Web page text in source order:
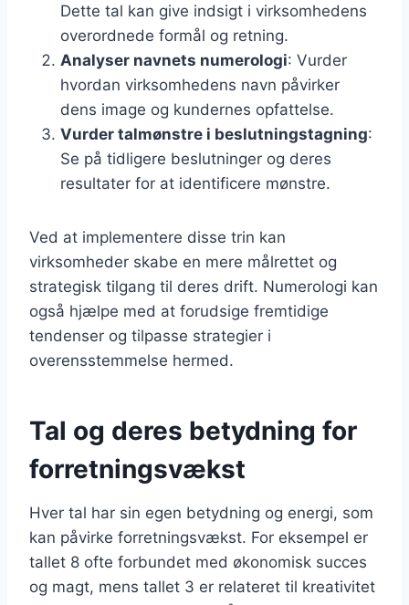
Dette tal kan give indsigt i virksomhedens
overordnede formål og retning.
Analyser navnets numerologi: Vurder
hvordan virksomhedens navn påvirker
dens image og kundernes opfattelse.
Vurder talmønstre i beslutningstagning:
Se på tidligere beslutninger og deres
resultater for at identificere mønstre.
Ved at implementere disse trin kan
virksomheder skabe en mere målrettet og
strategisk tilgang til deres drift. Numerologi kan
også hjælpe med at forudsige fremtidige
tendenser og tilpasse strategier i
overensstemmelse hermed.
Tal og deres betydning for
forretningsvækst
Hver tal har sin egen betydning og energi, som
kan påvirke forretningsvækst. For eksempel er
tallet 8 ofte forbundet med økonomisk succes
og magt, mens tallet 3 er relateret til kreativitet